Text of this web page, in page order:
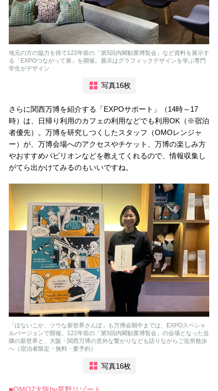
地元の方の協力を得て122年前の「第5回内閣勧業博覧会」など資料を展示す
る「EXPOつながって展」を開催。展示はグラフィックデザインを学ぶ専門
学生がデザイン
写真16枚
さらに関西万博を紹介する「EXPOサポート」（14時～17
時）は、日帰り利用のカフェの利用などでも利用OK（※宿泊
者優先）。万博を研究しつくしたスタッフ（OMOレンジャ
ー）が、万博会場へのアクセスやチケット、万博の楽しみ方
やおすすめパビリオンなどを教えてくれるので、情報収集し
がてら出かけてみるのもいいですね。
「ほないこか、ツウな新世界さんぽ」も万博会期中までは、EXPOスペシャ
ルバージョンで開催。122年前の「第5回内閣勧業博覧会」の会場となった近
隣の新世界と、大阪・関西万博の意外な繋がりなども語りながらご近所散歩
へ（宿泊者限定・無料・要予約）
写真16枚